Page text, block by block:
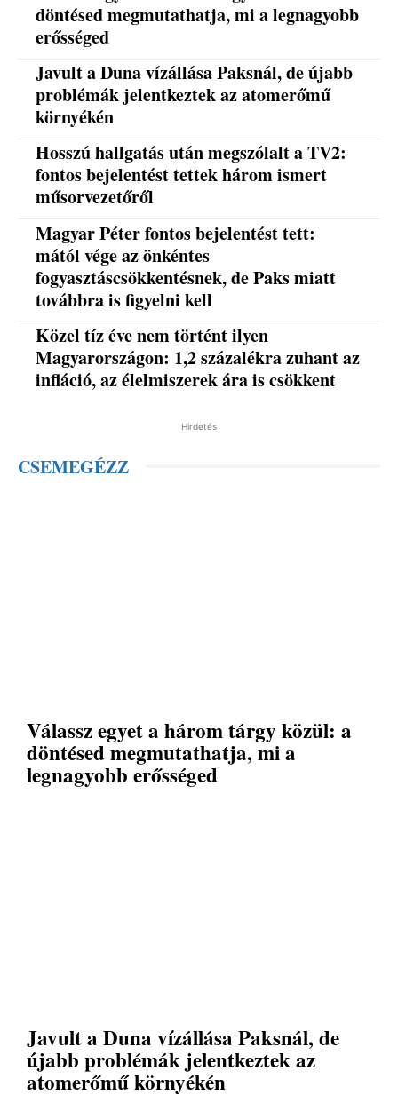
döntésed megmutathatja, mi a legnagyobb
erősséged
Javult a Duna vízállása Paksnál, de újabb
problémák jelentkeztek az atomerőmű
környékén
Hosszú hallgatás után megszólalt a TV2:
fontos bejelentést tettek három ismert
műsorvezetőről
Magyar Péter fontos bejelentést tett:
mától vége az önkéntes
fogyasztáscsökkentésnek, de Paks miatt
továbbra is figyelni kell
Közel tíz éve nem történt ilyen
Magyarországon: 1,2 százalékra zuhant az
infláció, az élelmiszerek ára is csökkent
Hirdetés
CSEMEGÉZZ
Válassz egyet a három tárgy közül: a
döntésed megmutathatja, mi a
legnagyobb erősséged
Javult a Duna vízállása Paksnál, de
újabb problémák jelentkeztek az
atomerőmű környékén